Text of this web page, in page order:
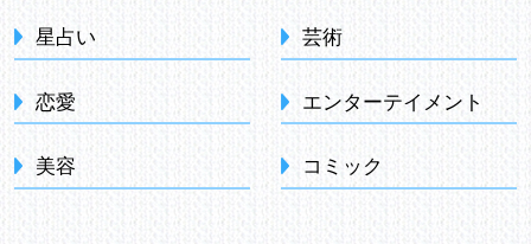
星占い
恋愛
美容
芸術
エンターテイメント
コミック